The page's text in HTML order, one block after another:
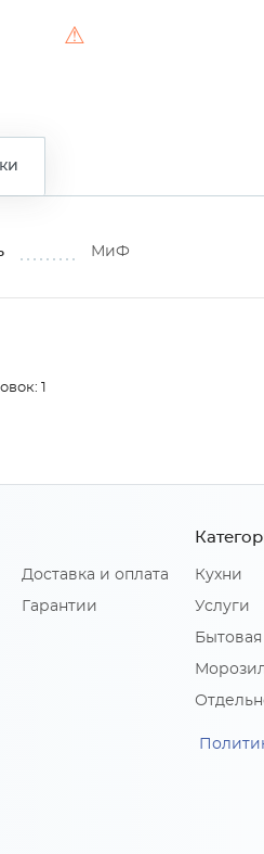
⚠
МиФ
1
Доставка и оплата
Гарантии
Кухни
Услуги
Бытовая